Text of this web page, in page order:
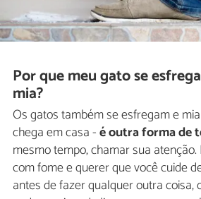
Por que meu gato se
mia?
Os gatos também se esfregam e
chega em casa -é outra forma de
mesmo tempo, chamar sua
com fome e querer que você cuide
antes de fazer qualquer outra coisa,